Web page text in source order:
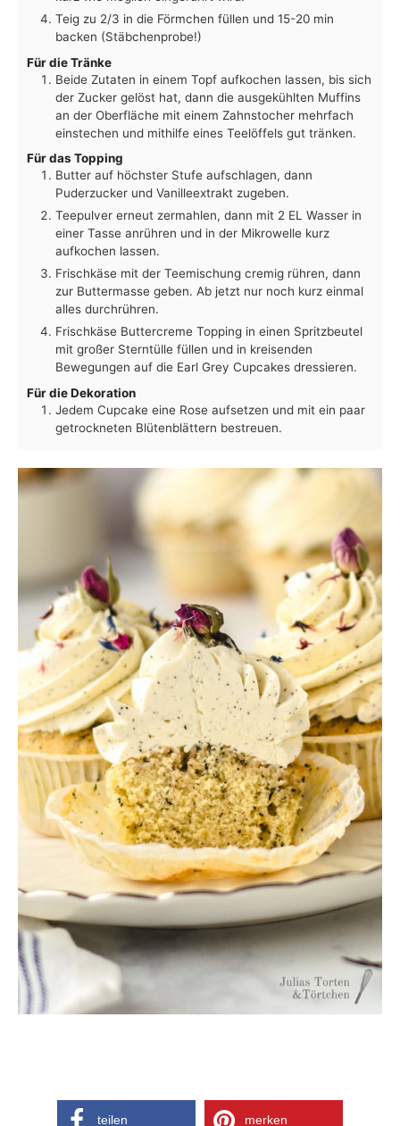
Teig zu 2/3 in die Förmchen füllen und 15-20 min
backen (Stäbchenprobe!)
Für die Tränke
Beide Zutaten in einem Topf aufkochen lassen, bis sich
der Zucker gelöst hat, dann die ausgekühlten Muffins
an der Oberfläche mit einem Zahnstocher mehrfach
einstechen und mithilfe eines Teelöffels gut tränken.
Für das Topping
Butter auf höchster Stufe aufschlagen, dann
Puderzucker und Vanilleextrakt zugeben.
Teepulver erneut zermahlen, dann mit 2 EL Wasser in
einer Tasse anrühren und in der Mikrowelle kurz
aufkochen lassen.
Frischkäse mit der Teemischung cremig rühren, dann
zur Buttermasse geben. Ab jetzt nur noch kurz einmal
alles durchrühren.
Frischkäse Buttercreme Topping in einen Spritzbeutel
mit großer Sterntülle füllen und in kreisenden
Bewegungen auf die Earl Grey Cupcakes dressieren.
Für die Dekoration
Jedem Cupcake eine Rose aufsetzen und mit ein paar
getrockneten Blütenblättern bestreuen.
teilen merken